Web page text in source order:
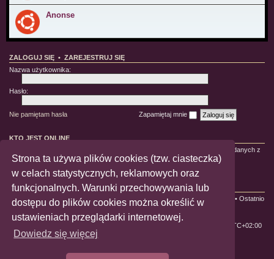
Strona ta używa plików cookies (tzw. ciasteczka)
w celach statystycznych, reklamowych oraz
funkcjonalnych. Warunki przechowywania lub
dostępu do plików cookies można określić w
ustawieniach przeglądarki internetowej.
Dowiedz się więcej
Anonse
ZALOGUJ SIĘ • ZAREJESTRUJ SIĘ
Nazwa użytkownika:
Hasło:
Nie pamiętam hasła Zapamiętaj mnie
KTO JEST ONLINE
użytkowników online :: 3 zarejestrowanych, 1 ukryty i 14 gości (wg danych z
ostatnich 5 minut)
STATYSTYKI
Liczba postów:
228622 • Liczba tematów: 650• Liczba użytkowników:
• Ostatnio
zarejestrowany użytkownik:Antonio
UTC+02:00